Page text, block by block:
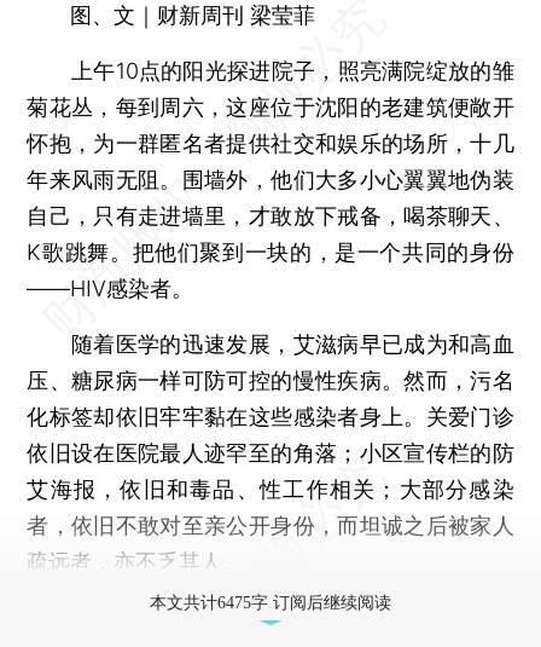
图、文｜财新周刊 梁莹菲
上午10点的阳光探进院子，照亮满院绽放的雏
菊花丛，每到周六，这座位于沈阳的老建筑便敞开
怀抱，为一群匿名者提供社交和娱乐的场所，十几
年来风雨无阻。围墙外，他们大多小心翼翼地伪装
自己，只有走进墙里，才敢放下戒备，喝茶聊天、
K歌跳舞。把他们聚到一块的，是一个共同的身份
——HIV感染者。
随着医学的迅速发展，艾滋病早已成为和高血
压、糖尿病一样可防可控的慢性疾病。然而，污名
化标签却依旧牢牢黏在这些感染者身上。关爱门诊
依旧设在医院最人迹罕至的角落；小区宣传栏的防
艾海报，依旧和毒品、性工作相关；大部分感染
者，依旧不敢对至亲公开身份，而坦诚之后被家人
疏远者，亦不乏其人。
本文共计6475字 订阅后继续阅读